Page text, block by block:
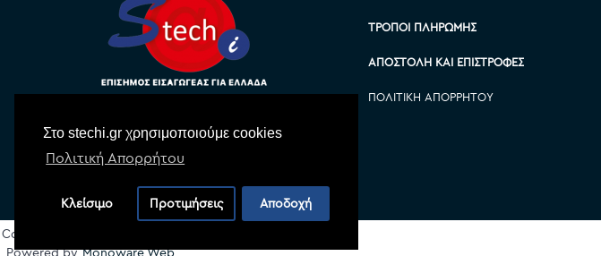
Στο stechi.gr χρησιμοποιούμε cookies
Πολιτική Απορρήτου
Κλείσιμο Προτιμήσεις Αποδοχή
ΤΡΌΠΟΙ ΠΛΗΡΩΜΉΣ
ΑΠΟΣΤΟΛΉ ΚΑΙ ΕΠΙΣΤΡΟΦΈΣ
ΠΟΛΙΤΙΚΉ ΑΠΟΡΡΉΤΟΥ
Copyright © 2022 Stechi, All Rights Reserved
Powered by Monoware Web